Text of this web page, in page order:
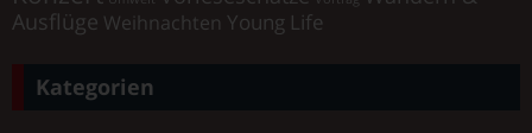
Ausflüge Weihnachten Young Life
Kategorien